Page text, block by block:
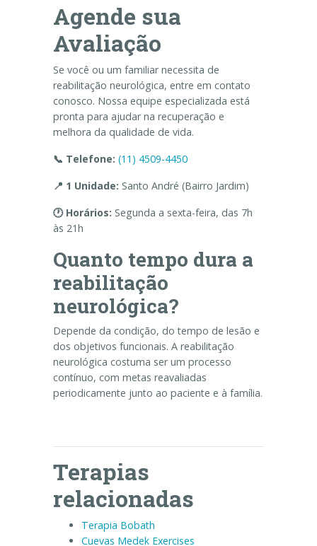
Agende sua
Avaliação
Se você ou um familiar necessita de
reabilitação neurológica, entre em contato
conosco. Nossa equipe especializada está
pronta para ajudar na recuperação e
melhora da qualidade de vida.
📞 Telefone: (11) 4509-4450
📍 1 Unidade: Santo André (Bairro Jardim)
🕐 Horários: Segunda a sexta-feira, das 7h
às 21h
Quanto tempo dura a
reabilitação
neurológica?
Depende da condição, do tempo de lesão e
dos objetivos funcionais. A reabilitação
neurológica costuma ser um processo
contínuo, com metas reavaliadas
periodicamente junto ao paciente e à família.
Terapias
relacionadas
Terapia Bobath
Cuevas Medek Exercises